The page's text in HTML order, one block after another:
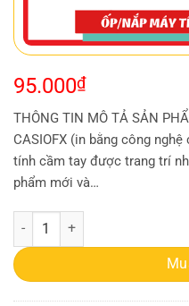
95.000₫
THÔNG TIN MÔ TẢ SẢN
CASIOFX (in bằng công
tính cầm tay được trang trí
phẩm mới và…
ỐP MÁY TÍNH CASIO FX 580 -